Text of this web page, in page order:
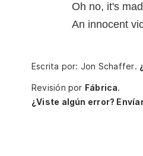
Oh no, it's
An innocent
Escrita por: Jon Schaffer.
Revisión por Fábrica.
¿Viste algún error?